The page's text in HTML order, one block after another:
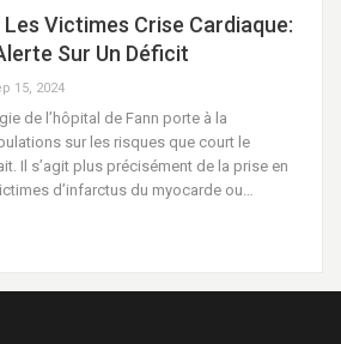
Les Victimes Crise Cardiaque:
Sur Un Déficit
15, 2024
de l’hôpital de Fann porte à la
sur les risques que court le
Il s’agit plus précisément de la prise en
d’infarctus du myocarde ou…